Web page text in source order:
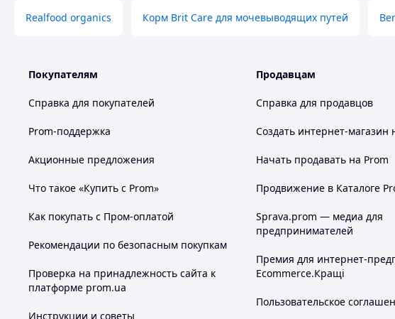
Realfood organics Корм Brit Care для мочевыводящих путей
Покупателям
Справка для покупателей
Prom-поддержка
Акционные предложения
Что такое «Купить с Prom»
Как покупать с Пром-оплатой
Рекомендации по безопасным покупкам
Проверка на принадлежность сайта к
платформе prom.ua
Инструкции и советы
Продавцам
Справка для продавцов
Создать интернет-магазин
Начать продавать на Prom
Продвижение в Каталоге
Sprava.prom — медиа для
предпринимателей
Премия для интернет-
Ecommerce.Кращі
Пользовательское